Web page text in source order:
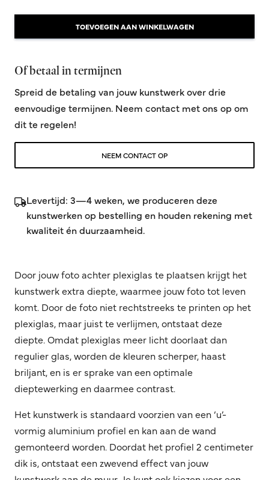
TOEVOEGEN AAN WINKELWAGEN
Of betaal in termijnen
Spreid de betaling van jouw kunstwerk over drie
eenvoudige termijnen. Neem contact met ons op om
dit te regelen!
NEEM CONTACT OP
Levertijd: 3—4 weken, we produceren deze
kunstwerken op bestelling en houden rekening met
kwaliteit én duurzaamheid.
Door jouw foto achter plexiglas te plaatsen krijgt het
kunstwerk extra diepte, waarmee jouw foto tot leven
komt. Door de foto niet rechtstreeks te printen op het
plexiglas, maar juist te verlijmen, ontstaat deze
diepte. Omdat plexiglas meer licht doorlaat dan
regulier glas, worden de kleuren scherper, haast
briljant, en is er sprake van een optimale
dieptewerking en daarmee contrast.
Het kunstwerk is standaard voorzien van een ‘u’-
vormig aluminium profiel en kan aan de wand
gemonteerd worden. Doordat het profiel 2 centimeter
dik is, ontstaat een zwevend effect van jouw